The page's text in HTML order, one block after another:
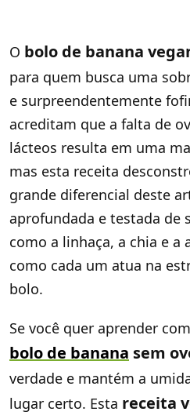
O bolo de banana
para quem busca uma
e surpreendentemente
acreditam que a falta de
lácteos resulta em uma
mas esta receita
grande diferencial deste
aprofundada e testada de
como a linhaça, a chia e a
como cada um atua na
bolo.
Se você quer aprender
bolo de banana sem
verdade e mantém a
lugar certo. Esta receita